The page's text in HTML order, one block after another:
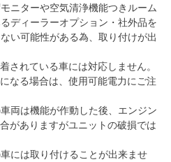
ニターや空気清浄機能つきルーム
ディーラーオプション・社外品を
い可能性がある為、取り付けが出
されている車には対応しません。
なる場合は、使用可能電力にご注
両は機能が作動した後、エンジン
がありますがユニットの破損では
には取り付けることが出来ませ